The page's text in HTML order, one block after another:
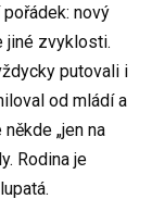
nový
jiné zvyklosti.
putovali i
od mládí a
„jen na
Rodina je